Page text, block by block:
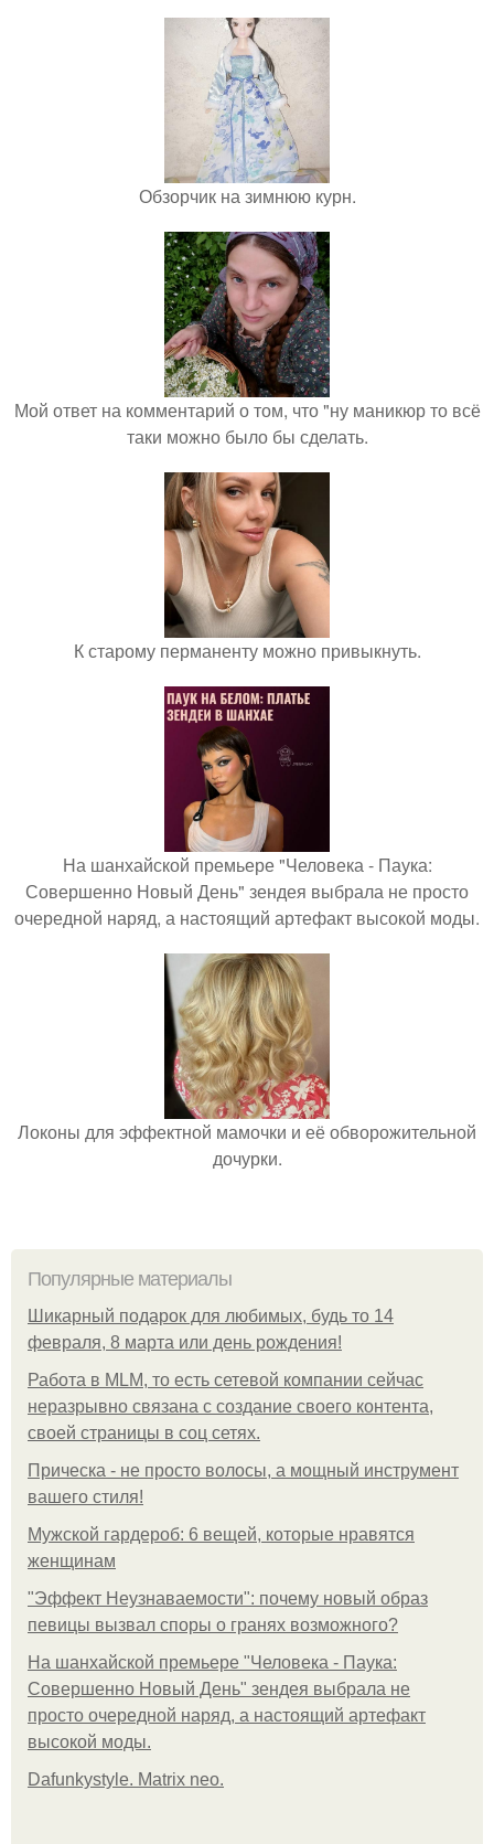
Обзорчик на зимнюю курн.
Мой ответ на комментарий о том, что "ну маникюр то всё
таки можно было бы сделать.
К старому перманенту можно привыкнуть.
На шанхайской премьере "Человека - Паука:
Совершенно Новый День" зендея выбрала не просто
очередной наряд, а настоящий артефакт высокой моды.
Локоны для эффектной мамочки и её обворожительной
дочурки.
Популярные материалы
Шикарный подарок для любимых, будь то 14
февраля, 8 марта или день рождения!
Работа в MLM, то есть сетевой компании сейчас
неразрывно связана с создание своего контента,
своей страницы в соц сетях.
Прическа - не просто волосы, а мощный инструмент
вашего стиля!
Мужской гардероб: 6 вещей, которые нравятся
женщинам
"Эффект Неузнаваемости": почему новый образ
певицы вызвал споры о гранях возможного?
На шанхайской премьере "Человека - Паука:
Совершенно Новый День" зендея выбрала не
просто очередной наряд, а настоящий артефакт
высокой моды.
Dafunkystyle. Matrix neo.